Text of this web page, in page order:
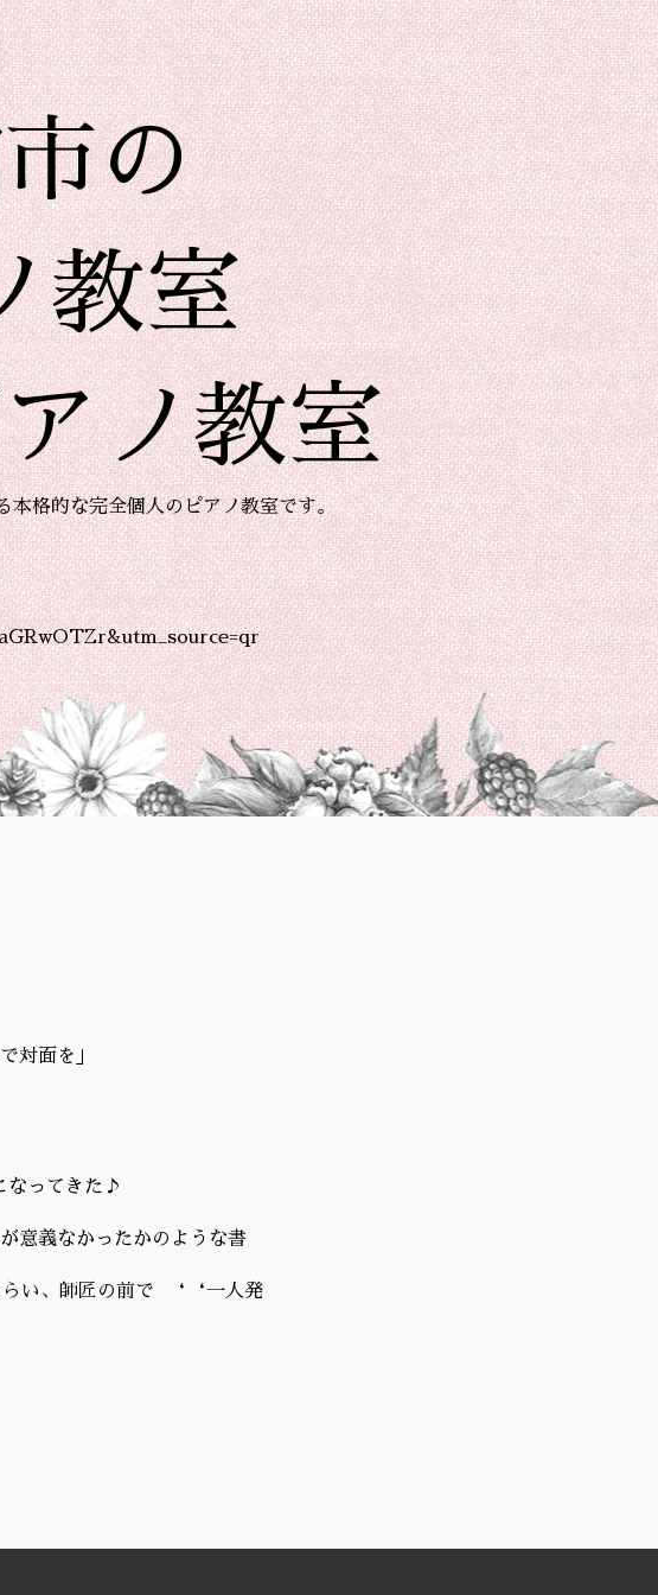
の
教室
ノ教室
本格的な完全個人のピアノ教室です。
対面を」
なってきた♪
意義なかったかのような書
らい、師匠の前で ‘‘一人発